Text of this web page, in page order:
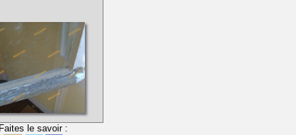
Faites le savoir :